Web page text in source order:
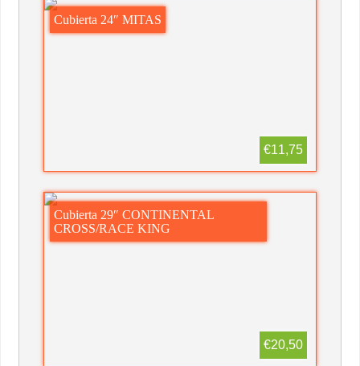
Cubierta 24″ MITAS
€11,75
Cubierta 29″ CONTINENTAL
CROSS/RACE KING
€20,50